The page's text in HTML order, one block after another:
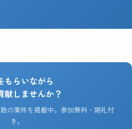
もらいながら
献しませんか？
の案件を掲載中。参加無料・謝礼付
き。